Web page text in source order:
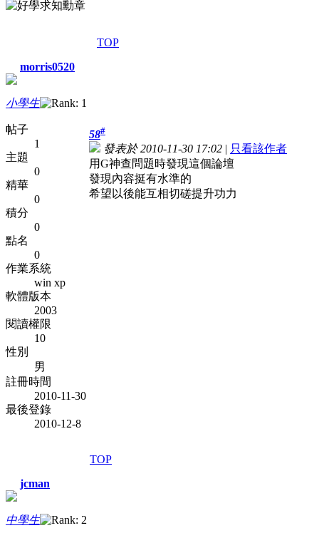
TOP
morris0520
小學生
帖子
1
主題
0
精華
0
積分
0
點名
0
作業系統
win xp
軟體版本
2003
閱讀權限
10
性別
男
註冊時間
2010-11-30
最後登錄
2010-12-8
58#
發表於 2010-11-30 17:02 | 只看該作者
用G神查問題時發現這個論壇
發現內容挺有水準的
希望以後能互相切磋提升功力
TOP
jcman
中學生